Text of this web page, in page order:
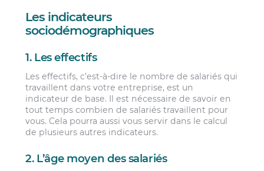
Les indicateurs
sociodémographiques
1. Les effectifs
Les effectifs, c’est-à-dire le nombre de salariés qui
travaillent dans votre entreprise, est un
indicateur de base. Il est nécessaire de savoir en
tout temps combien de salariés travaillent pour
vous. Cela pourra aussi vous servir dans le calcul
de plusieurs autres indicateurs.
2. L’âge moyen des salariés